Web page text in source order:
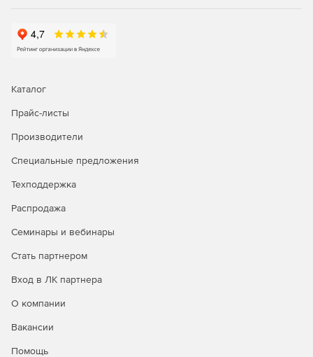
Для удобства работы с моделью предусмотрен
виртуальный спецификатор – всегда доступное для
Каталог
Прайс-листы
Производители
Специальные предложения
Техподдержка
Распродажа
Семинары и вебинары
Стать партнером
Вход в ЛК партнера
О компании
Вакансии
Помощь